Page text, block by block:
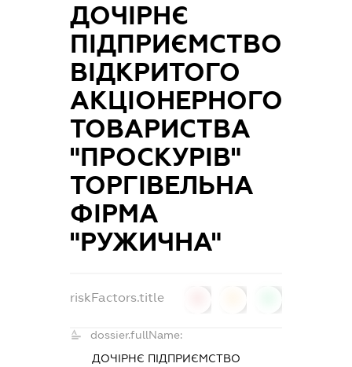
ДОЧІРНЄ
ПІДПРИЄМСТВО
ВІДКРИТОГО
АКЦІОНЕРНОГО
ТОВАРИСТВА
"ПРОСКУРІВ"
ТОРГІВЕЛЬНА
ФІРМА
"РУЖИЧНА"
riskFactors.title
dossier.fullName:
ДОЧІРНЄ ПІДПРИЄМСТВО